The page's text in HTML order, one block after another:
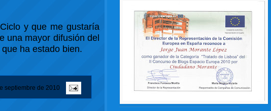
y que me gustaría
una mayor difusión del
ha estado bien.
septiembre de 2010